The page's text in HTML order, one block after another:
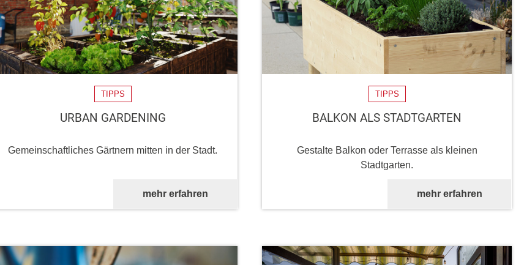
TIPPS
URBAN GARDENING
Gemeinschaftliches Gärtnern mitten in der Stadt.
mehr erfahren
TIPPS
BALKON ALS STADTGARTEN
Gestalte Balkon oder Terrasse als kleinen
Stadtgarten.
mehr erfahren